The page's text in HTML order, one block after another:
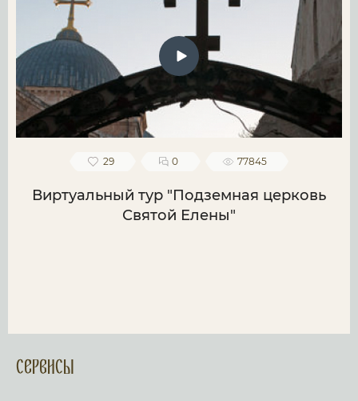
29 0 77845
Виртуальный тур "Подземная церковь
Святой Елены"
Сервисы